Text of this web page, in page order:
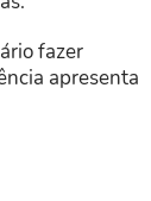
fazer
apresenta